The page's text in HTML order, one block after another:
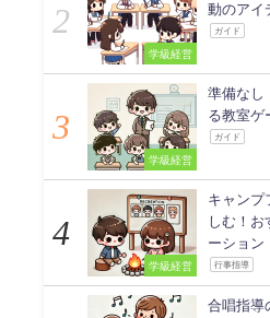
学級経営
動のアイ
ガイド
学級経営
準備なし
る教室ゲ
ガイド
学級経営
キャンプ
しむ！お
ーション
行事指導
合唱指導